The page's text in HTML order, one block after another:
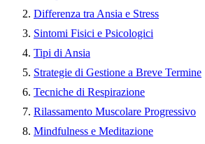
Differenza tra Ansia e Stress
Sintomi Fisici e Psicologici
Tipi di Ansia
Strategie di Gestione a Breve Termine
Tecniche di Respirazione
Rilassamento Muscolare Progressivo
Mindfulness e Meditazione